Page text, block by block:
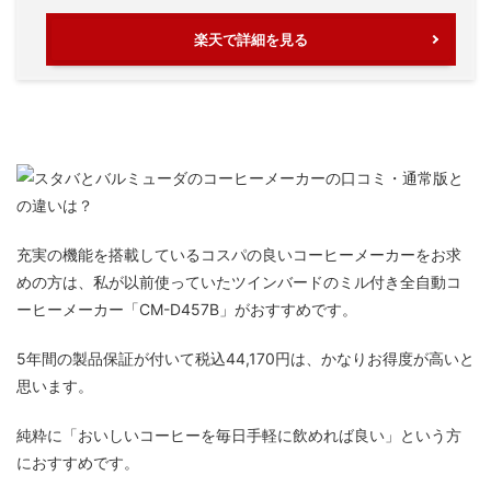
楽天で詳細を見る
充実の機能を搭載しているコスパの良いコーヒーメーカーをお求
めの方は、私が以前使っていたツインバードのミル付き全自動コ
ーヒーメーカー「CM-D457B」がおすすめです。
5年間の製品保証が付いて税込44,170円は、かなりお得度が高いと
思います。
純粋に「おいしいコーヒーを毎日手軽に飲めれば良い」という方
におすすめです。